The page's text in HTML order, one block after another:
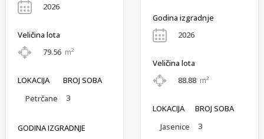
2026
Veličina lota
79.56 m²
LOKACIJA
Petrčane
BROJ SOBA
3
GODINA IZGRADNJE
Godina izgradnje
2026
Veličina lota
88.88 m²
LOKACIJA
Jasenice
BROJ SOBA
3